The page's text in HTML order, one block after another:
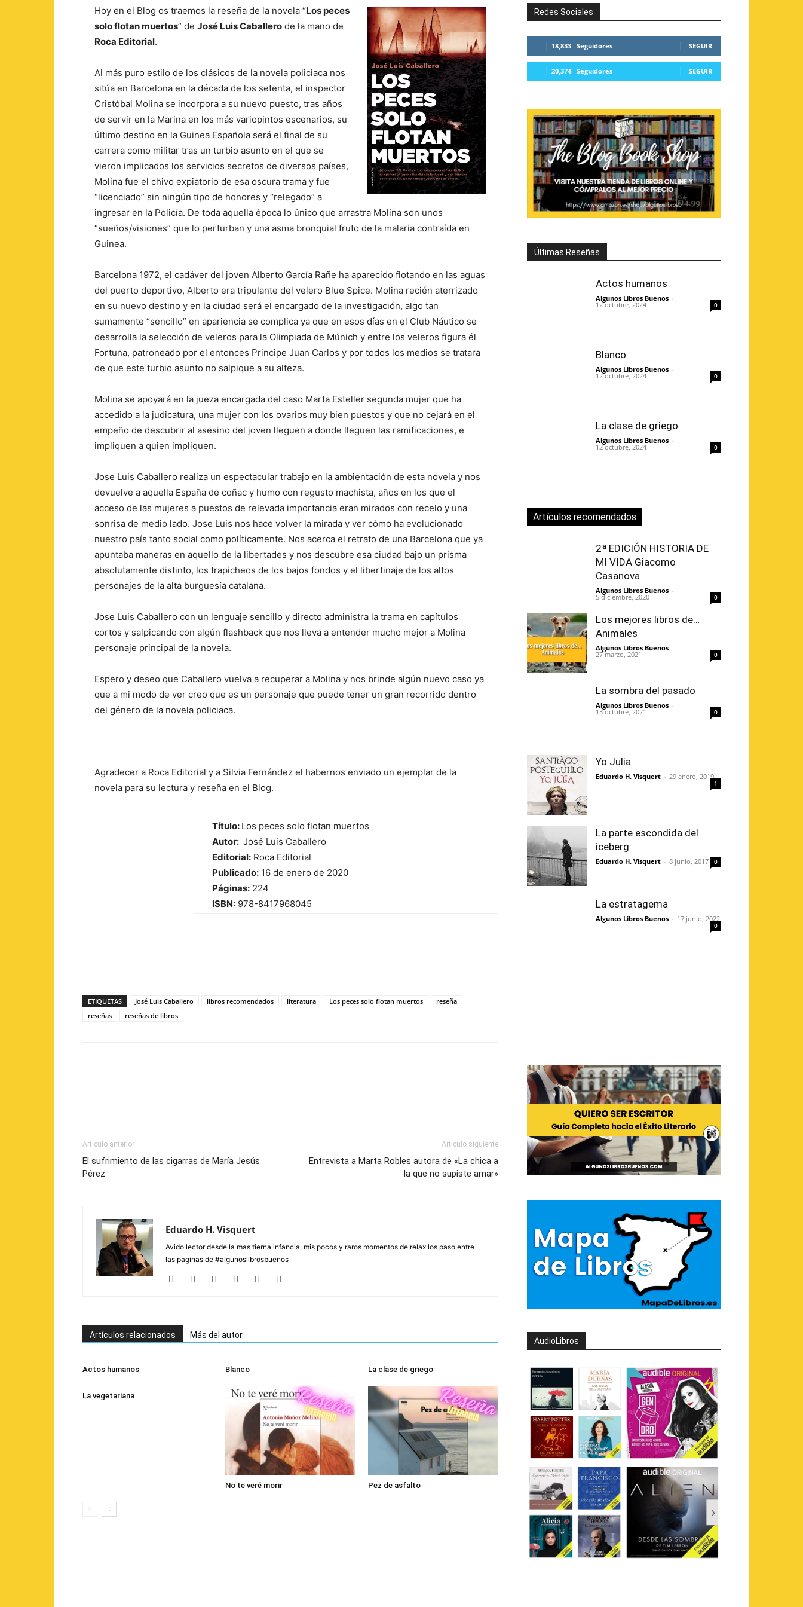
Hoy en el Blog os traemos la reseña de la novela “Los peces
solo flotan muertos” de José Luis Caballero de la mano de
Roca Editorial.
Al más puro estilo de los clásicos de la novela policiaca nos
sitúa en Barcelona en la década de los setenta, el inspector
Cristóbal Molina se incorpora a su nuevo puesto, tras años
de servir en la Marina en los más variopintos escenarios, su
último destino en la Guinea Española será el final de su
carrera como militar tras un turbio asunto en el que se
vieron implicados los servicios secretos de diversos países,
Molina fue el chivo expiatorio de esa oscura trama y fue
“licenciado” sin ningún tipo de honores y “relegado” a
ingresar en la Policía. De toda aquella época lo único que arrastra Molina son unos
“sueños/visiones” que lo perturban y una asma bronquial fruto de la malaria contraída en
Guinea.
Barcelona 1972, el cadáver del joven Alberto García Rañe ha aparecido flotando en las aguas
del puerto deportivo, Alberto era tripulante del velero Blue Spice. Molina recién aterrizado
en su nuevo destino y en la ciudad será el encargado de la investigación, algo tan
sumamente “sencillo” en apariencia se complica ya que en esos días en el Club Náutico se
desarrolla la selección de veleros para la Olimpiada de Múnich y entre los veleros figura él
Fortuna, patroneado por el entonces Principe Juan Carlos y por todos los medios se tratara
de que este turbio asunto no salpique a su alteza.
Molina se apoyará en la jueza encargada del caso Marta Esteller segunda mujer que ha
accedido a la judicatura, una mujer con los ovarios muy bien puestos y que no cejará en el
empeño de descubrir al asesino del joven lleguen a donde lleguen las ramificaciones, e
impliquen a quien impliquen.
Jose Luis Caballero realiza un espectacular trabajo en la ambientación de esta novela y nos
devuelve a aquella España de coñac y humo con regusto machista, años en los que el
acceso de las mujeres a puestos de relevada importancia eran mirados con recelo y una
sonrisa de medio lado. Jose Luis nos hace volver la mirada y ver cómo ha evolucionado
nuestro país tanto social como políticamente. Nos acerca el retrato de una Barcelona que ya
apuntaba maneras en aquello de la libertades y nos descubre esa ciudad bajo un prisma
absolutamente distinto, los trapicheos de los bajos fondos y el libertinaje de los altos
personajes de la alta burguesía catalana.
Jose Luis Caballero con un lenguaje sencillo y directo administra la trama en capítulos
cortos y salpicando con algún flashback que nos lleva a entender mucho mejor a Molina
personaje principal de la novela.
Espero y deseo que Caballero vuelva a recuperar a Molina y nos brinde algún nuevo caso ya
que a mi modo de ver creo que es un personaje que puede tener un gran recorrido dentro
del género de la novela policiaca.
Agradecer a Roca Editorial y a Silvia Fernández el habernos enviado un ejemplar de la
novela para su lectura y reseña en el Blog.
Título: Los peces solo flotan muertos
Autor: José Luis Caballero
Editorial: Roca Editorial
Publicado: 16 de enero de 2020
Páginas: 224
ISBN: 978-8417968045
ETIQUETAS José Luis Caballero libros recomendados literatura Los peces solo flotan muertos
reseña
reseñas
reseñas de libros
Artículo anterior
El sufrimiento de las cigarras de María Jesús
Pérez
Artículo siguiente
Entrevista a Marta Robles autora de «La chica a
la que no supiste amar»
Eduardo H. Visquert
Avido lector desde la mas tierna infancia, mis pocos y raros momentos de relax los paso entre
las paginas de #algunoslibrosbuenos
Artículos relacionados Más del autor
Actos humanos Blanco La clase de griego
La vegetariana
No te veré morir Pez de asfalto
Redes Sociales
18,833 Seguidores SEGUIR
20,374 Seguidores SEGUIR
Últimas Reseñas
Actos humanos
Algunos Libros Buenos -
12 octubre, 2024 0
Blanco
Algunos Libros Buenos -
12 octubre, 2024 0
La clase de griego
Algunos Libros Buenos -
12 octubre, 2024 0
Artículos recomendados
2ª EDICIÓN HISTORIA DE
MI VIDA Giacomo
Casanova
Algunos Libros Buenos -
5 diciembre, 2020 0
Los mejores libros de…
Animales
Algunos Libros Buenos -
27 marzo, 2021 0
La sombra del pasado
Algunos Libros Buenos -
13 octubre, 2021 0
Yo Julia
Eduardo H. Visquert - 29 enero, 2019
1
La parte escondida del
iceberg
Eduardo H. Visquert - 8 junio, 2017 0
La estratagema
Algunos Libros Buenos - 17 junio, 2022
0
AudioLibros